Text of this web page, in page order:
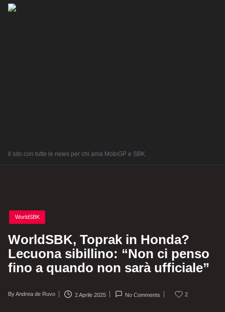
Il sito con tutte le news per chi ama MotoGP e SBK
Posted
in
WorldSBK
WorldSBK, Toprak in Honda?
Lecuona sibillino: “Non ci penso
fino a quando non sarà ufficiale”
Posted
ByAndrea de Ruvo 2 Aprile 2025 No Comments 2